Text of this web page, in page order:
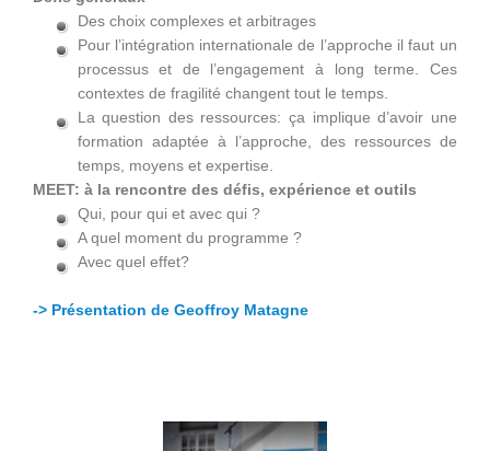
Des choix complexes et arbitrages
Pour l’intégration internationale de l’approche il faut un
processus et de l’engagement à long terme. Ces
contextes de fragilité changent tout le temps.
La question des ressources: ça implique d’avoir une
formation adaptée à l’approche, des ressources de
temps, moyens et expertise.
MEET: à la rencontre des défis, expérience et outils
Qui, pour qui et avec qui ?
A quel moment du programme ?
Avec quel effet?
-> Présentation de Geoffroy Matagne